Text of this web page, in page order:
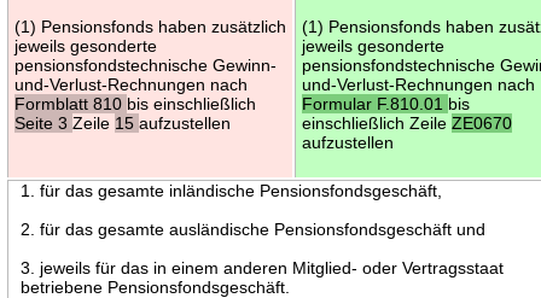
(1) Pensionsfonds haben zusätzlich
jeweils gesonderte
pensionsfondstechnische Gewinn-
und-Verlust-Rechnungen nach
Formblatt 810 bis einschließlich
Seite 3Zeile 15aufzustellen
(1) Pensionsfonds haben
jeweils gesonderte
pensionsfondstechnische
und-Verlust-Rechnungen nach
Formular F.810.01 bis
einschließlich ZeileZE0670
aufzustellen
1. für das gesamte inländische Pensionsfondsgeschäft,
2. für das gesamte ausländische Pensionsfondsgeschäft und
3. jeweils für das in einem anderen Mitglied- oder Vertragsstaat
betriebene Pensionsfondsgeschäft.